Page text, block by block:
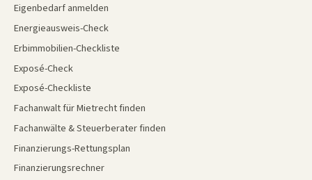
Eigenbedarf anmelden
Energieausweis-Check
Erbimmobilien-Checkliste
Exposé-Check
Exposé-Checkliste
Fachanwalt für Mietrecht finden
Fachanwälte & Steuerberater finden
Finanzierungs-Rettungsplan
Finanzierungsrechner